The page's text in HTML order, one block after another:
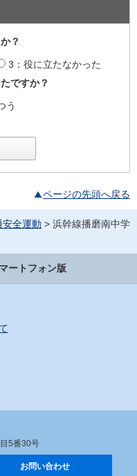
？
3：役に立たなかった
ですか？
う
ページの先頭へ戻る
安全運動 > 浜幹線播磨南中学
ートフォン版
5番30号
お問い合わせ